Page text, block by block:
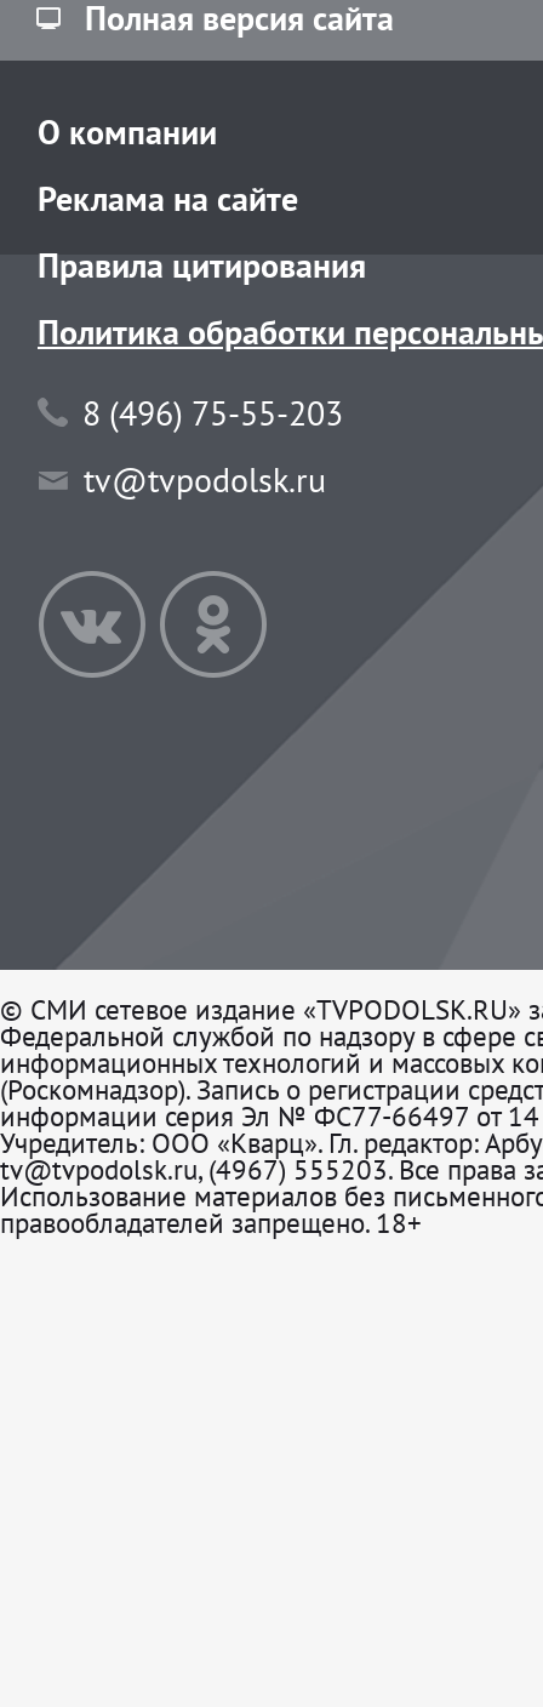
Полная версия сайта
О компании
Реклама на сайте
Правила цитирования
Политика обработки
8 (496) 75-55-203
tv@tvpodolsk.ru
© СМИ сетевое издание «TVPODOLSK.RU»
Федеральной службой по надзору в сфере
информационных технологий и массовых
(Роскомнадзор). Запись о регистрации
информации серия Эл № ФС77-66497 от 14
Учредитель: ООО «Кварц». Гл. редактор:
tv@tvpodolsk.ru, (4967) 555203. Все права
Использование материалов без
правообладателей запрещено. 18+